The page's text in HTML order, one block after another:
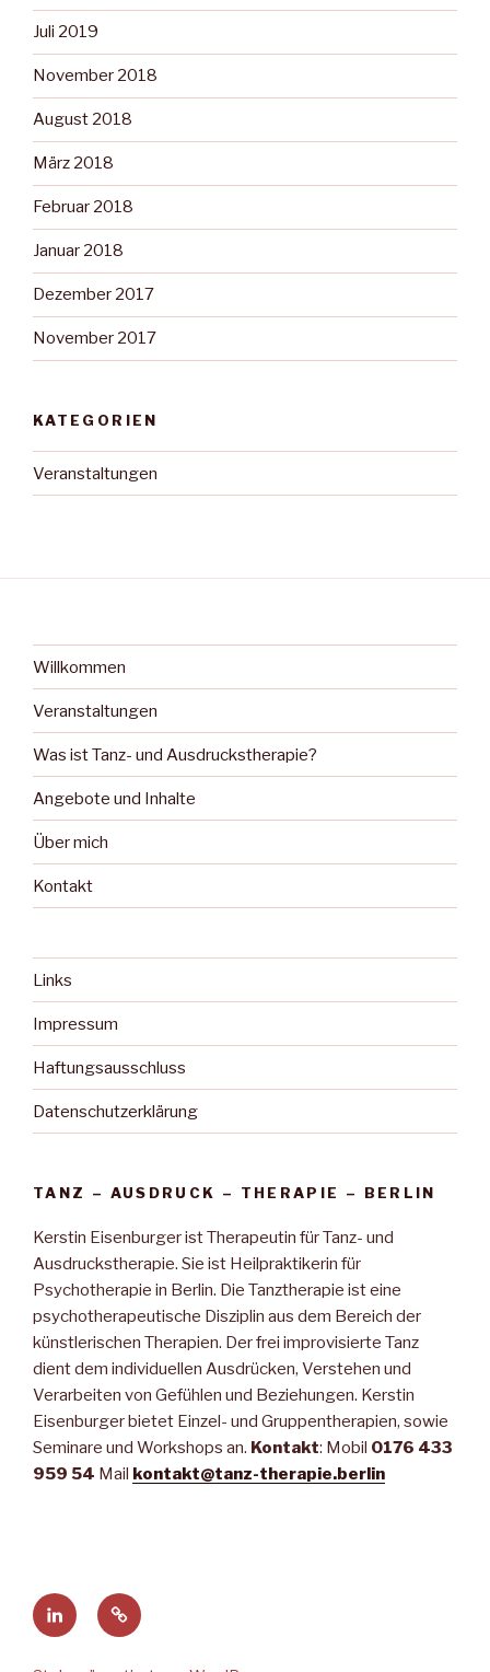
Juli 2019
November 2018
August 2018
März 2018
Februar 2018
Januar 2018
Dezember 2017
November 2017
KATEGORIEN
Veranstaltungen
Willkommen
Veranstaltungen
Was ist Tanz- und Ausdruckstherapie?
Angebote und Inhalte
Über mich
Kontakt
Links
Impressum
Haftungsausschluss
Datenschutzerklärung
TANZ – AUSDRUCK – THERAPIE – BERLIN
Kerstin Eisenburger ist Therapeutin für Tanz- und
Ausdruckstherapie. Sie ist Heilpraktikerin für
Psychotherapie in Berlin. Die Tanztherapie ist eine
psychotherapeutische Disziplin aus dem Bereich der
künstlerischen Therapien. Der frei improvisierte Tanz
dient dem individuellen Ausdrücken, Verstehen und
Verarbeiten von Gefühlen und Beziehungen. Kerstin
Eisenburger bietet Einzel- und Gruppentherapien, sowie
Seminare und Workshops an. Kontakt: Mobil 0176 433
959 54 Mail kontakt@tanz-therapie.berlin
Kerstin
bei
Webseite
bearbeiten